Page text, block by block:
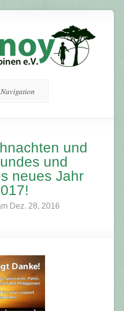
Navigation
und
und
neues Jahr
Dez. 28, 2016